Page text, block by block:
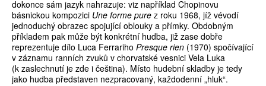
dokonce sám jazyk nahrazuje: viz například Chopinovu
básnickou kompozici Une forme pure z roku 1968, jíž vévodí
jednoduchý obrazec spojující oblouky a přímky. Obdobným
příkladem pak může být konkrétní hudba, již zase dobře
reprezentuje dílo Luca Ferrariho Presque rien (1970) spočívající
v záznamu ranních zvuků v chorvatské vesnici Vela Luka
(k zaslechnutí je zde i čeština). Místo hudební skladby je tedy
jako hudba představen nezpracovaný, každodenní „hluk“.